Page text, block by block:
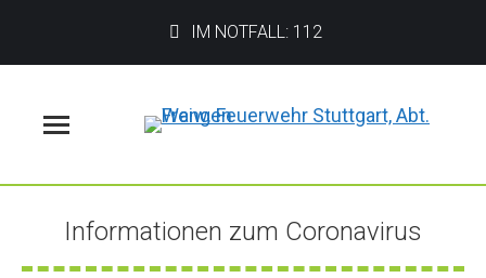
IM NOTFALL: 112
Informationen zum Coronavirus
Sie befinden sich hier: